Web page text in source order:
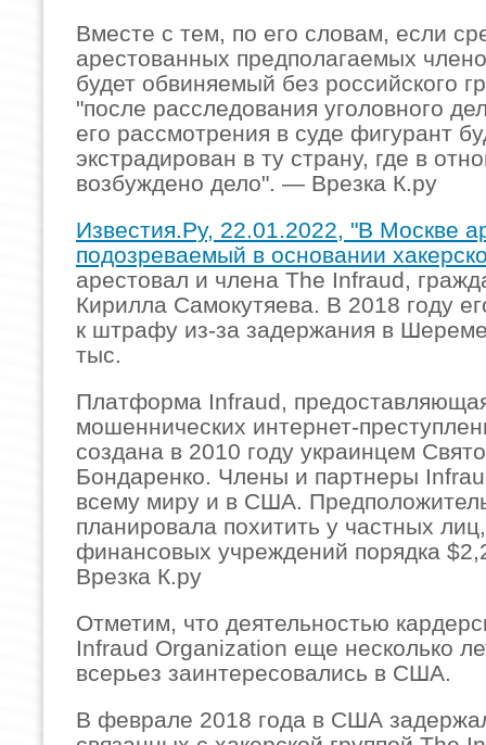
Вместе с тем, по его словам, если
арестованных предполагаемых
будет обвиняемый без российского
"после расследования уголовного
его рассмотрения в суде фигурант
экстрадирован в ту страну, где в
возбуждено дело". — Врезка К.ру
Известия.Ру, 22.01.2022, "В Москве
подозреваемый в основании
арестовал и члена The Infraud,
Кирилла Самокутяева. В 2018 году
к штрафу из-за задержания в
тыс.
Платформа Infraud,
мошеннических интернет-
создана в 2010 году украинцем
Бондаренко. Члены и партнеры
всему миру и в США.
планировала похитить у частных
финансовых учреждений порядка
Врезка К.ру
Отметим, что деятельностью
Infraud Organization еще несколько
всерьез заинтересовались в США.
В феврале 2018 года в США